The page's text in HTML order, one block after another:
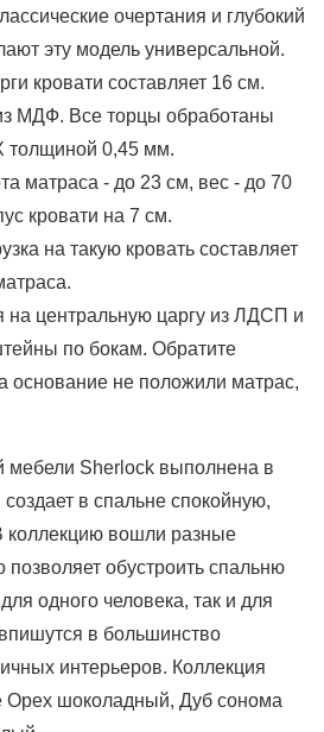
очертания и глубокий
эту модель универсальной.
кровати составляет 16 см.
МДФ. Все торцы обработаны
толщиной 0,45 мм.
матраса - до 23 см, вес - до 70
кровати на 7 см.
на такую кровать составляет
на центральную царгу из ЛДСП и
по бокам. Обратите
основание не положили матрас,
мебели Sherlock выполнена в
в спальне спокойную,
коллекцию вошли разные
обустроить спальню
одного человека, так и для
в большинство
интерьеров. Коллекция
Орех шоколадный, Дуб сонома